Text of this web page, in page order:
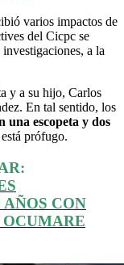
varios impactos de
del Cicpc se
a la
y a su hijo, Carlos
En tal sentido, los
una escopeta y dos
prófugo.
CON